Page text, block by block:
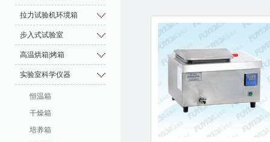
拉力试验机环境箱
步入式试验室
高温烘箱|烤箱
实验室科学仪器
恒温箱
干燥箱
培养箱